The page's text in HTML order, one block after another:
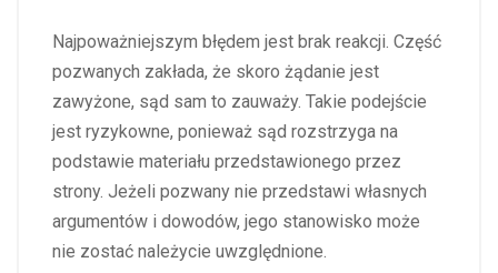
Najpoważniejszym błędem jest brak reakcji. Część
pozwanych zakłada, że skoro żądanie jest
zawyżone, sąd sam to zauważy. Takie podejście
jest ryzykowne, ponieważ sąd rozstrzyga na
podstawie materiału przedstawionego przez
strony. Jeżeli pozwany nie przedstawi własnych
argumentów i dowodów, jego stanowisko może
nie zostać należycie uwzględnione.